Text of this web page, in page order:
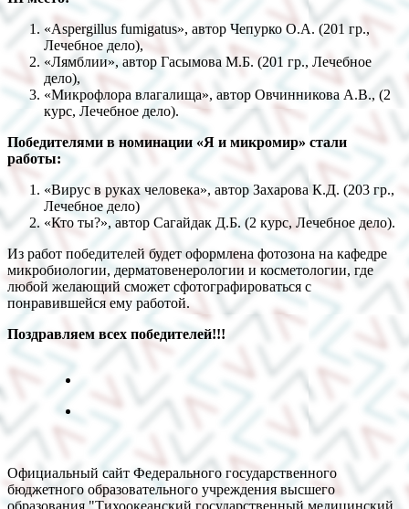
«Aspergillus fumigatus», автор Чепурко О.А. (201 гр.,
Лечебное дело),
«Лямблии», автор Гасымова М.Б. (201 гр., Лечебное
дело),
«Микрофлора влагалища», автор Овчинникова А.В., (2
курс, Лечебное дело).
Победителями в номинации «Я и микромир» стали
работы:
«Вирус в руках человека», автор Захарова К.Д. (203 гр.,
Лечебное дело)
«Кто ты?», автор Сагайдак Д.Б. (2 курс, Лечебное дело).
Из работ победителей будет оформлена фотозона на кафедре
микробиологии, дерматовенерологии и косметологии, где
любой желающий сможет сфотографироваться с
понравившейся ему работой.
Поздравляем всех победителей!!!
Официальный сайт Федерального государственного
бюджетного образовательного учреждения высшего
образования "Тихоокеанский государственный медицинский